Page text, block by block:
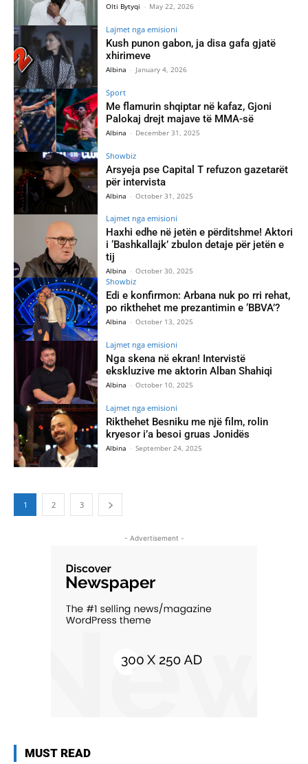
Olti Bytyqi - May 22, 2026
Lajmet nga emisioni
Kush punon gabon, ja disa gafa gjatë
xhirimeve
Albina - January 4, 2026
Sport
Me flamurin shqiptar në kafaz, Gjoni
Palokaj drejt majave të MMA-së
Albina - December 31, 2025
Showbiz
Arsyeja pse Capital T refuzon gazetarët
për intervista
Albina - October 31, 2025
Lajmet nga emisioni
Haxhi edhe në jetën e përditshme! Aktori
i ‘Bashkallajk’ zbulon detaje për jetën e
tij
Albina - October 30, 2025
Showbiz
Edi e konfirmon: Arbana nuk po rri rehat,
po rikthehet me prezantimin e ‘BBVA’?
Albina - October 13, 2025
Lajmet nga emisioni
Nga skena në ekran! Intervistë
ekskluzive me aktorin Alban Shahiqi
Albina - October 10, 2025
Lajmet nga emisioni
Rikthehet Besniku me një film, rolin
kryesor i’a besoi gruas Jonidës
Albina - September 24, 2025
1 2 3
- Advertisement -
MUST READ